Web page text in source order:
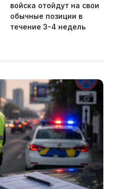
войска отойдут на свои
обычные позиции в
течение 3-4 недель